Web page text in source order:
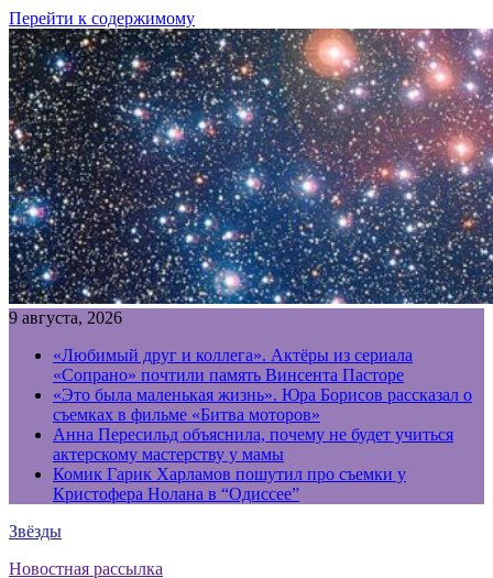
Перейти к содержимому
9 августа, 2026
«Любимый друг и коллега». Актёры из сериала
«Сопрано» почтили память Винсента Пасторе
«Это была маленькая жизнь». Юра Борисов рассказал о
съемках в фильме «Битва моторов»
Анна Пересильд объяснила, почему не будет учиться
актерскому мастерству у мамы
Комик Гарик Харламов пошутил про съемки у
Кристофера Нолана в “Одиссее”
Звёзды
Новостная рассылка